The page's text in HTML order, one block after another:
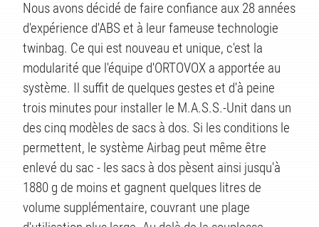
Nous avons décidé de faire confiance aux 28 années
d'expérience d'ABS et à leur fameuse technologie
twinbag. Ce qui est nouveau et unique, c'est la
modularité que l'équipe d'ORTOVOX a apportée au
système. Il suffit de quelques gestes et d'à peine
trois minutes pour installer le M.A.S.S.-Unit dans un
des cinq modèles de sacs à dos. Si les conditions le
permettent, le système Airbag peut même être
enlevé du sac - les sacs à dos pèsent ainsi jusqu'à
1880 g de moins et gagnent quelques litres de
volume supplémentaire, couvrant une plage